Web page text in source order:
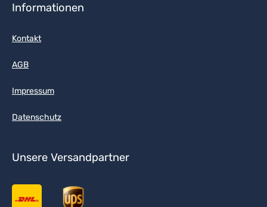
Informationen
Kontakt
AGB
Impressum
Datenschutz
Unsere Versandpartner